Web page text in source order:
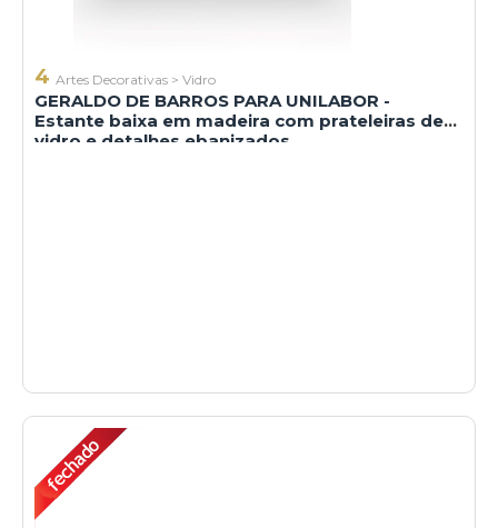
4 Artes Decorativas > Vidro
GERALDO DE BARROS PARA UNILABOR -
Estante baixa em madeira com prateleiras de
vidro e detalhes ebanizados.